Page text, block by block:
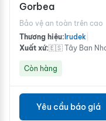
Gorbea
Bảo vệ an toàn trên cao
Thương hiệu: Irudek
Xuất xứ:🇪🇸 Tây Ban
Còn hàng
Yêu cầu báo giá